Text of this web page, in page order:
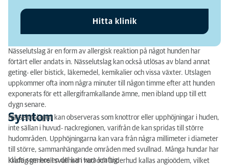
Hitta klinik
Nässelutslag är en form av allergisk reaktion på något hunden har
förtärt eller andats in. Nässelutslag kan också utlösas av bland annat
geting- eller bistick, läkemedel, kemikalier och vissa växter. Utslagen
uppkommer ofta inom några minuter till någon timme efter att hunden
exponerats för ett allergiframkallande ämne, men ibland upp till ett
dygn senare.
Symtom
Nässelutslagen kan observeras som knottror eller upphöjningar i huden,
inte sällan i huvud- nackregionen, varifrån de kan spridas till större
hudområden. Upphöjningarna kan vara från några millimeter i diameter
till större, sammanhängande områden med svullnad. Många hundar har
klåda som hos en del kan vara kraftig.
Kraftig generell svullnad i hud och underhud kallas angioödem, vilket